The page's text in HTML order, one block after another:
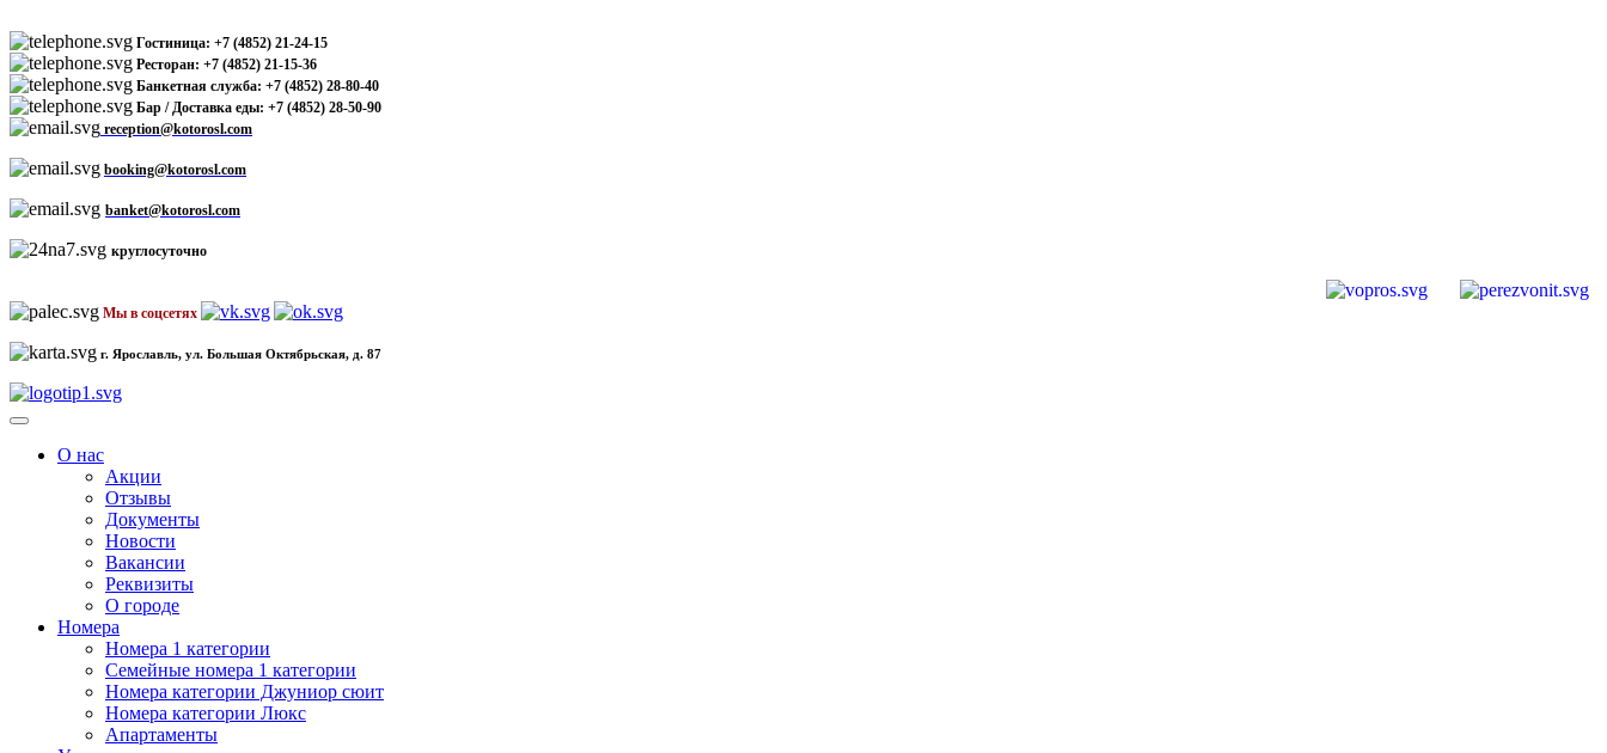
Гостиница: +7 (4852) 21-24-15
Ресторан: +7 (4852) 21-15-36
Банкетная служба: +7 (4852) 28-80-40
Бар / Доставка еды: +7 (4852) 28-50-90
reception@kotorosl.com
booking@kotorosl.com
banket@kotorosl.com
круглосуточно
Мы в соцсетях
г. Ярославль, ул. Большая Октябрьская, д. 87
О нас
Акции
Отзывы
Документы
Новости
Вакансии
Реквизиты
О городе
Номера
Номера 1 категории
Семейные номера 1 категории
Номера категории Джуниор сюит
Номера категории Люкс
Апартаменты